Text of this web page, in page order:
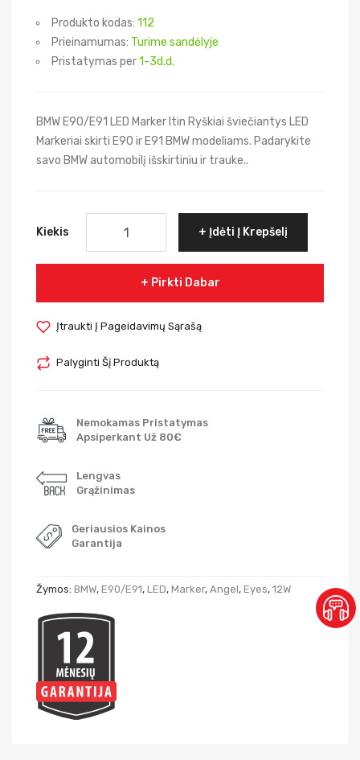
Produkto kodas: 112
Prieinamumas: Turime sandėlyje
Pristatymas per1-3d.d.
BMW E90/E91 LED Marker Itin Ryškiai šviečiantys LED
Markeriai skirti E90 ir E91 BMW modeliams. Padarykite
savo BMW automobilį išskirtiniu ir trauke..
Kiekis Įdėti Į Krepšelį
Pirkti Dabar
Įtraukti Į Pageidavimų Sąrašą
Palyginti Šį Produktą
Nemokamas Pristatymas
Apsiperkant Už 80€
Lengvas
Grąžinimas
Geriausios Kainos
Garantija
Žymos: BMW, E90/E91, LED, Marker, Angel, Eyes, 12W